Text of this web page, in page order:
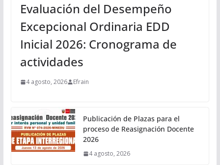
Evaluación del Desempeño
Excepcional Ordinaria EDD
Inicial 2026: Cronograma de
actividades
4 agosto, 2026 Efrain
Publicación de Plazas para el
proceso de Reasignación Docente
2026
4 agosto, 2026